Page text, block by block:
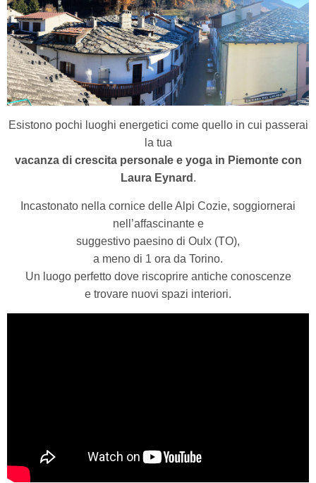
Esistono pochi luoghi energetici come quello in cui passerai
la tua
vacanza di crescita personale e yoga in Piemonte con
Laura Eynard .
Incastonato nella cornice delle Alpi Cozie, soggiornerai
nell’affascinante e
suggestivo paesino di Oulx (TO),
a meno di 1 ora da Torino.
Un luogo perfetto dove riscoprire antiche conoscenze
e trovare nuovi spazi interiori.